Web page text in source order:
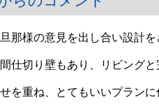
那様の意見を出し合い設計
仕切り壁もあり、リビング
を重ね、とてもいいプランに